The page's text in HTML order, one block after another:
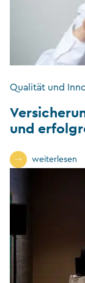
Qualität und
und
weiterlesen